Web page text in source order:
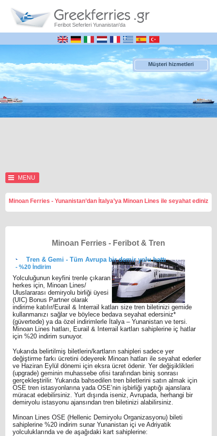
Feribot Seferleri Yunanistan'da
Müşteri hizmetleri
MENU
Minoan Ferries - Yunanistan’dan İtalya’ya Minoan Lines ile seyahat ediniz
Minoan Ferries - Feribot & Tren
Τren & Gemi - Tüm Avrupa bir demir yolu hattı
- %20 İndirim
Yolculuğunun keyfini trenle çıkaran
herkes için, Minoan Lines/
Uluslararası demiryolu birliği üyesi
(UIC) Bonus Partner olarak
indirime katılır/Eurail & Interrail katları size tren biletinizi gemide
kullanmanızı sağlar ve böylece bedava seyahat edersiniz*
(güvertede) ya da özel indirimlerle İtalya – Yunanistan ve tersi.
Minoan Lines hatları, Eurail & Interrail kartları sahiplerine iç hatlar
için %20 indirim sunuyor.
Yukarıda belirtilmiş biletlerin/kartların sahipleri sadece yer
değiştirme farkı ücretini ödeyerek Minoan hatları ile seyahat ederler
ve Haziran Eylül dönemi için eksra ücret ödenir. Yer değişiklikleri
(upgrade) geminin muhassebe ofisi tarafından biniş sonrası
gerçekleştirilir. Yukarıda bahsedilen tren biletlerini satın almak için
OSE tren istasyonlarına yada OSE’nin işbirliği yaptığı ajanslara
müracat edebilirsiniz. Yurt dışında iseniz, Avrupada, herhangi bir
demiryolu istasyonu ajansından tren biletinizi alabilirsiniz.
Minoan Lines OSE (Hellenic Demiryolu Organizasyonu) bileti
sahiplerine %20 indirim sunar Yunanistan içi ve Adriyatik
yolculuklarında ve de aşağıdaki kart sahiplerine: